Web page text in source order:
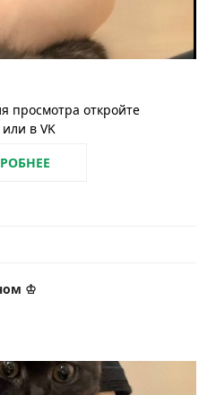
просмотра откройте
в VK
♔